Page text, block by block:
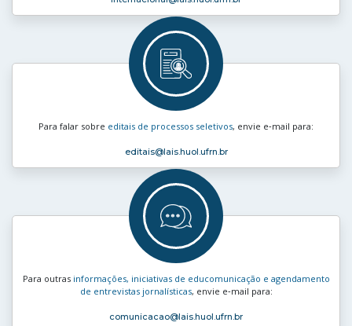
Para falar sobre editais de processos seletivos, envie e‑mail para:
editais@lais.huol.ufrn.br
Para outras informações, iniciativas de educomunicação e agendamento
de entrevistas jornalísticas, envie e‑mail para:
comunicacao@lais.huol.ufrn.br